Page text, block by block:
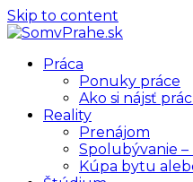
Skip to content
SomvPrahe.sk
Pre lepší život v Prahe
Práca
Ponuky práce
Ako si nájsť
Reality
Prenájom
Spolubývanie
Kúpa bytu